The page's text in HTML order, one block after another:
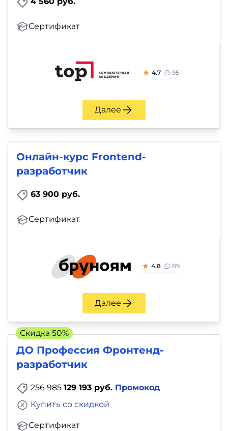
Сертификат
4.7 95
Далее
Онлайн-курс Frontend-
разработчик
63 900 руб.
Сертификат
4.8 89
Далее
ДО Профессия Фронтенд-
разработчик
256 985 129 193 руб. Промокод
Сертификат
Купить со скидкой
Скидка 50%